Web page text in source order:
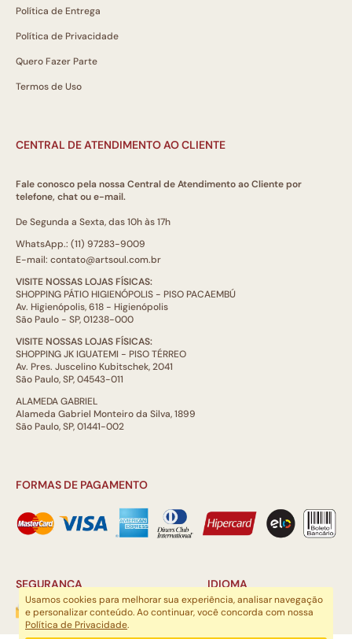
Política de Entrega
Política de Privacidade
Quero Fazer Parte
Termos de Uso
CENTRAL DE ATENDIMENTO AO CLIENTE
Fale conosco pela nossa Central de Atendimento ao Cliente por
telefone, chat ou e-mail.
De Segunda a Sexta, das 10h às 17h
WhatsApp.: (11) 97283-9009
E-mail: contato@artsoul.com.br
VISITE NOSSAS LOJAS FÍSICAS:
SHOPPING PÁTIO HIGIENÓPOLIS - PISO PACAEMBÚ
Av. Higienópolis, 618 - Higienópolis
São Paulo - SP, 01238-000
VISITE NOSSAS LOJAS FÍSICAS:
SHOPPING JK IGUATEMI - PISO TÉRREO
Av. Pres. Juscelino Kubitschek, 2041
São Paulo, SP, 04543-011
ALAMEDA GABRIEL
Alameda Gabriel Monteiro da Silva, 1899
São Paulo, SP, 01441-002
FORMAS DE PAGAMENTO
SEGURANÇA IDIOMA
Usamos cookies para melhorar sua experiência, analisar navegação
e personalizar conteúdo. Ao continuar, você concorda com nossa
Política de Privacidade.